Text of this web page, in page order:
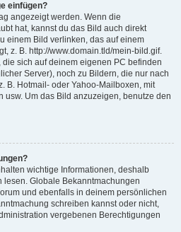
einfügen?
angezeigt werden. Wenn die
hat, kannst du das Bild auch direkt
einem Bild verlinken, das auf einem
z. B. http://www.domain.tld/mein-bild.gif.
sich auf deinem eigenen PC befinden
Server), noch zu Bildern, die nur nach
B. Hotmail- oder Yahoo-Mailboxen, mit
usw. Um das Bild anzuzeigen, benutze den
wichtige Informationen, deshalb
Globale Bekanntmachungen
und ebenfalls in deinem persönlichen
schreiben kannst oder nicht,
vergebenen Berechtigungen